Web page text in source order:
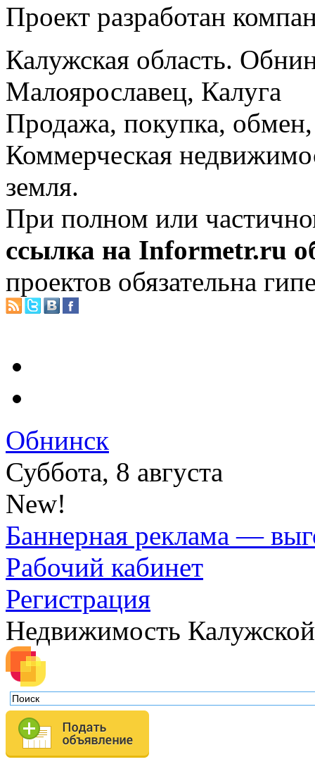
Проект разработан
Калужская область.
Малоярославец, Калуга
Продажа, покупка, обмен,
Коммерческая
земля.
При полном или
ссылка на Informetr.ru
проектов обязательна
Обнинск
Суббота, 8 августа
New!
Баннерная реклама —
Рабочий кабинет
Регистрация
Недвижимость